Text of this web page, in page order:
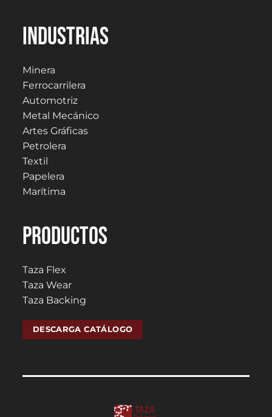
Industrias
Minera
Ferrocarrilera
Automotriz
Metal Mecánico
Artes Gráficas
Petrolera
Textil
Papelera
Marítima
PRODUCTOS
Taza Flex
Taza Wear
Taza Backing
DESCARGA CATÁLOGO